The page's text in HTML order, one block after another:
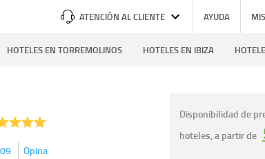
ATENCIÓN AL CLIENTE AYUDA
HOTELES EN TORREMOLINOS HOTELES EN IBIZA
Opina
Disponibilidad de
hoteles, a partir de